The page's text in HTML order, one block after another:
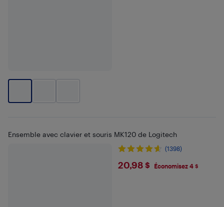
Ensemble avec clavier et souris MK120 de Logitech
(1398)
$20.98
20,98 $ Économisez 4 $